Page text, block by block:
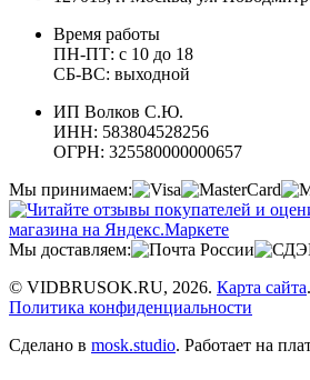
Время работы
ПН-ПТ: с 10 до 18
СБ-ВС: выходной
ИП Волков С.Ю.
ИНН: 583804528256
ОГРН: 325580000000657
Мы принимаем:
Мы доставляем:
© VIDBRUSOK.RU, 2026. Карта сайта.
Политика конфиденциальности
Сделано в mosk.studio. Работает на